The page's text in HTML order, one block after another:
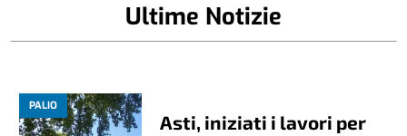
Ultime Notizie
PALIO
Asti, iniziati i lavori per